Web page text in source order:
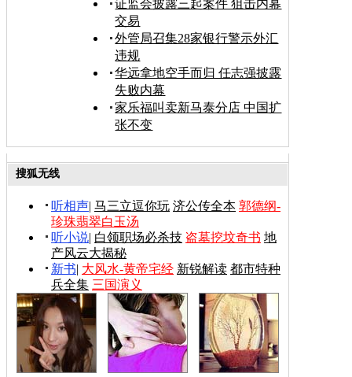
证监会披露三起案件 狙击内幕
交易
外管局召集28家银行警示外汇
违规
华远拿地空手而归 任志强披露
失败内幕
家乐福叫卖新马泰分店 中国扩
张不变
搜狐无线
听相声| 马三立逗你玩 济公传全本 郭德纲-
珍珠翡翠白玉汤
听小说| 白领职场必杀技 盗墓挖坟奇书 地
产风云大揭秘
新书| 大风水-黄帝宅经 新锐解读 都市特种
兵全集 三国演义